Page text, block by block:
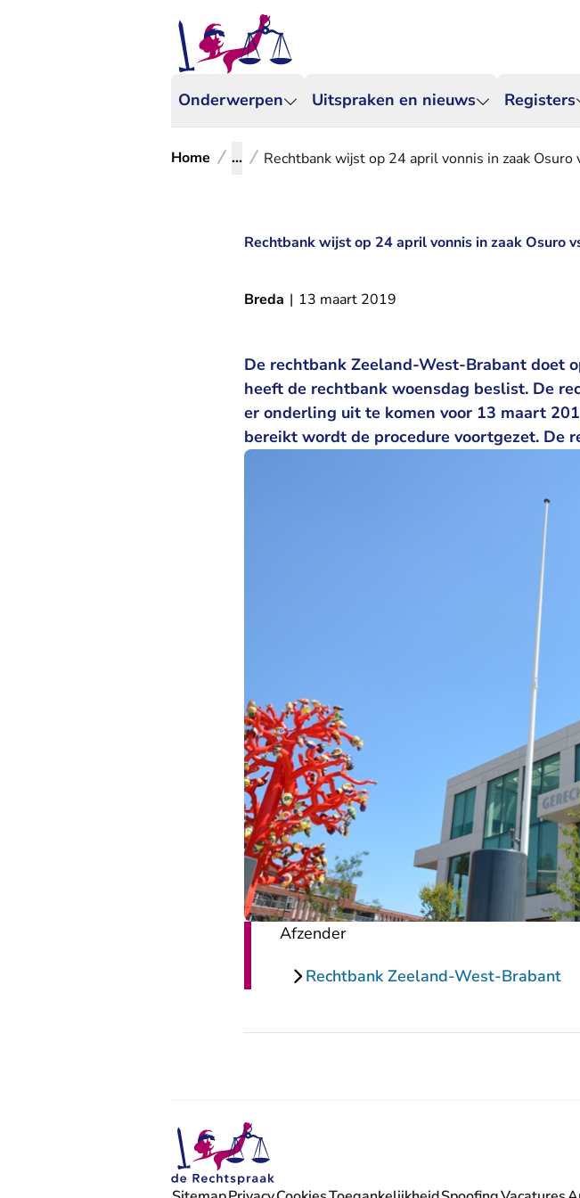
Onderwerpen Uitspraken en nieuws Registers
Home ... Rechtbank wijst op 24 april vonnis in zaak Osuro
Rechtbank wijst op 24 april vonnis in zaak Osuro
Breda | 13 maart 2019
De rechtbank Zeeland-West-Brabant doet
heeft de rechtbank woensdag beslist. De
er onderling uit te komen voor 13 maart
bereikt wordt de procedure voortgezet. De
Afzender
Rechtbank Zeeland-West-Brabant